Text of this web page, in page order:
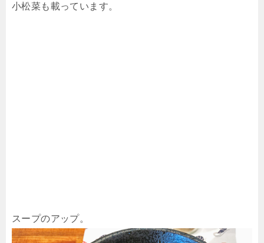
小松菜も載っています。
スープのアップ。